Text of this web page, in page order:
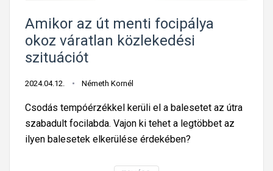
Amikor az út menti focipálya
okoz váratlan közlekedési
szituációt
2024.04.12. Németh Kornél
Csodás tempóérzékkel kerüli el a balesetet az útra
szabadult focilabda. Vajon ki tehet a legtöbbet az
ilyen balesetek elkerülése érdekében?